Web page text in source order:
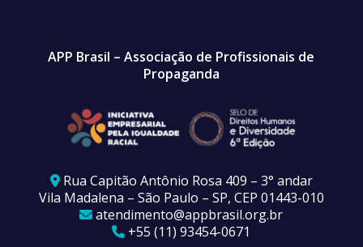
APP Brasil – Associação de Profissionais de
Propaganda
Rua Capitão Antônio Rosa 409 – 3° andar
Vila Madalena – São Paulo – SP, CEP 01443-010
atendimento@appbrasil.org.br
+55 (11) 93454-0671